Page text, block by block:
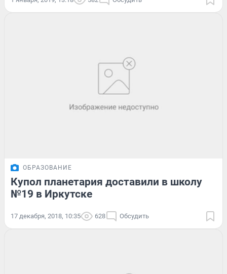
ОБРАЗОВАНИЕ
Купол планетария доставили в школу
№19 в Иркутске
17 декабря, 2018, 10:35 628 Обсудить